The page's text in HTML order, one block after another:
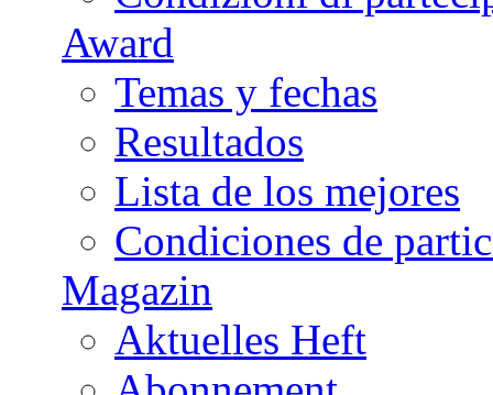
Award
Temas y fechas
Resultados
Lista de los mejores
Condiciones de
Magazin
Aktuelles Heft